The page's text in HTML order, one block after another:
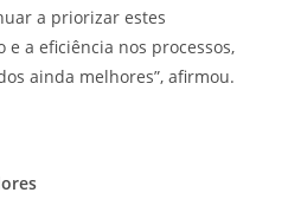
a priorizar estes
a eficiência nos processos,
ainda melhores”, afirmou.